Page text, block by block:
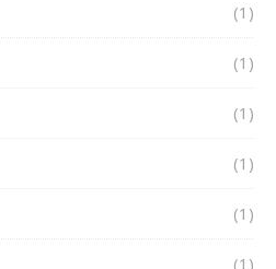
(1)
(1)
(1)
(1)
(1)
(1)